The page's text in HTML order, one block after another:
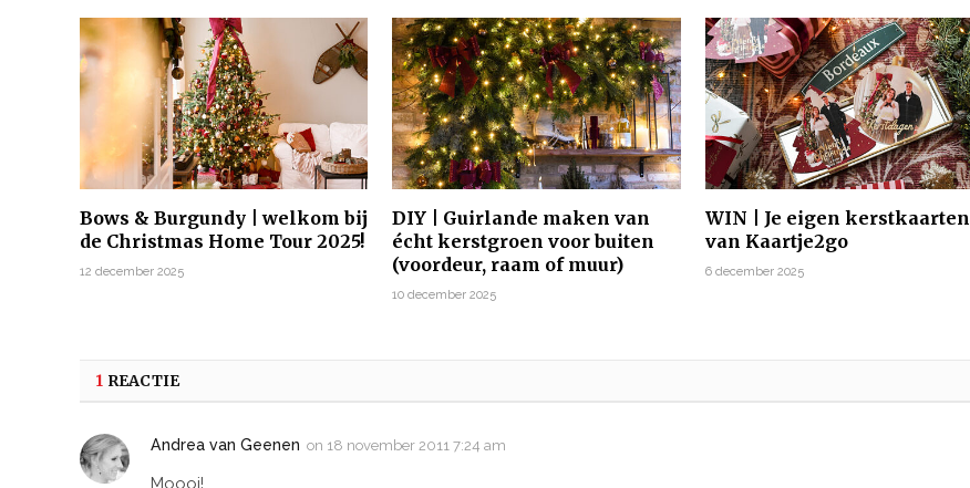
Bows & Burgundy | welkom bij
de Christmas Home Tour 2025!
12 december 2025
DIY | Guirlande maken van
écht kerstgroen voor buiten
(voordeur, raam of muur)
10 december 2025
WIN | Je eigen kerstkaarten
van Kaartje2go
6 december 2025
1 REACTIE
Andrea van Geenen on 18 november 2011 7:24 am
Moooi!